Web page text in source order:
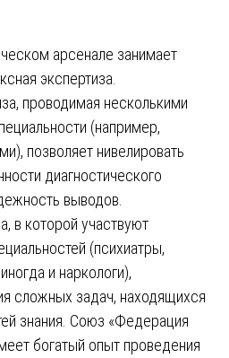
арсенале занимает
экспертиза.
проводимая несколькими
(например,
позволяет нивелировать
диагностического
выводов.
в которой участвуют
(психиатры,
и наркологи),
сложных задач, находящихся
знания. Союз «Федерация
богатый опыт проведения